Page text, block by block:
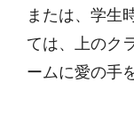
または、学生
ては、上のク
ームに愛の手